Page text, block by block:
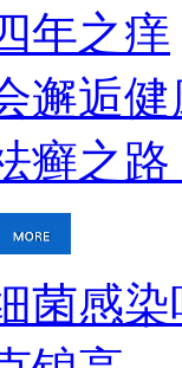
年之痒
邂逅健
癣之
菌感染